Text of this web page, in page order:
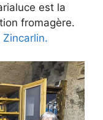
est la
fromagère.